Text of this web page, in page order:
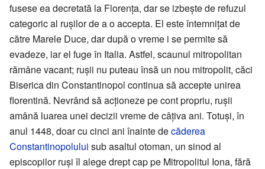
fusese ea decretată la Florenţa, dar se izbeşte de refuzul
categoric al ruşilor de a o accepta. El este întemniţat de
către Marele Duce, dar după o vreme i se permite să
evadeze, iar el fuge în Italia. Astfel, scaunul mitropolitan
rămâne vacant; ruşii nu puteau însă un nou mitropolit, căci
Biserica din Constantinopol continua să accepte unirea
florentină. Nevrând să acţioneze pe cont propriu, ruşii
amână luarea unei decizii vreme de câţiva ani. Totuşi, în
anul 1448, doar cu cinci ani înainte decăderea
Constantinopolului sub asaltul otoman, un sinod al
episcopilor ruşi îl alege drept cap pe Mitropolitul Iona, fără